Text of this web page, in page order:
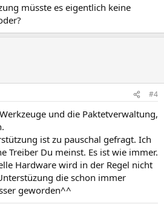
müsste es eigentlich keine
#4
und die Paktetverwaltung,
ist zu pauschal gefragt. Ich
Treiber Du meinst. Es ist wie immer.
Hardware wird in der Regel nicht
die schon immer
geworden^^